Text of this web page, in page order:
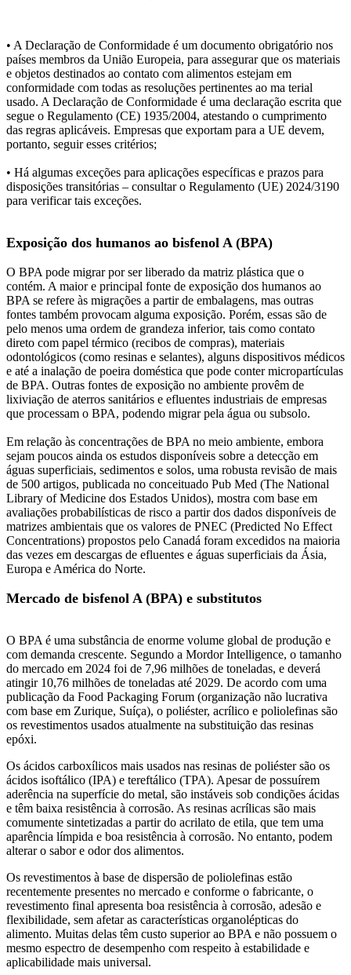
• A Declaração de Conformidade é um documento obrigatório nos
países membros da União Europeia, para assegurar que os materiais
e objetos destinados ao contato com alimentos estejam em
conformidade com todas as resoluções pertinentes ao ma terial
usado. A Declaração de Conformidade é uma declaração escrita que
segue o Regulamento (CE) 1935/2004, atestando o cumprimento
das regras aplicáveis. Empresas que exportam para a UE devem,
portanto, seguir esses critérios;
• Há algumas exceções para aplicações específicas e prazos para
disposições transitórias – consultar o Regulamento (UE) 2024/3190
para verificar tais exceções.
Exposição dos humanos ao bisfenol A (BPA)
O BPA pode migrar por ser liberado da matriz plástica que o
contém. A maior e principal fonte de exposição dos humanos ao
BPA se refere às migrações a partir de embalagens, mas outras
fontes também provocam alguma exposição. Porém, essas são de
pelo menos uma ordem de grandeza inferior, tais como contato
direto com papel térmico (recibos de compras), materiais
odontológicos (como resinas e selantes), alguns dispositivos médicos
e até a inalação de poeira doméstica que pode conter micropartículas
de BPA. Outras fontes de exposição no ambiente provêm de
lixiviação de aterros sanitários e efluentes industriais de empresas
que processam o BPA, podendo migrar pela água ou subsolo.
Em relação às concentrações de BPA no meio ambiente, embora
sejam poucos ainda os estudos disponíveis sobre a detecção em
águas superficiais, sedimentos e solos, uma robusta revisão de mais
de 500 artigos, publicada no conceituado Pub Med (The National
Library of Medicine dos Estados Unidos), mostra com base em
avaliações probabilísticas de risco a partir dos dados disponíveis de
matrizes ambientais que os valores de PNEC (Predicted No Effect
Concentrations) propostos pelo Canadá foram excedidos na maioria
das vezes em descargas de efluentes e águas superficiais da Ásia,
Europa e América do Norte.
Mercado de bisfenol A (BPA) e substitutos
O BPA é uma substância de enorme volume global de produção e
com demanda crescente. Segundo a Mordor Intelligence, o tamanho
do mercado em 2024 foi de 7,96 milhões de toneladas, e deverá
atingir 10,76 milhões de toneladas até 2029. De acordo com uma
publicação da Food Packaging Forum (organização não lucrativa
com base em Zurique, Suíça), o poliéster, acrílico e poliolefinas são
os revestimentos usados atualmente na substituição das resinas
epóxi.
Os ácidos carboxílicos mais usados nas resinas de poliéster são os
ácidos isoftálico (IPA) e tereftálico (TPA). Apesar de possuírem
aderência na superfície do metal, são instáveis sob condições ácidas
e têm baixa resistência à corrosão. As resinas acrílicas são mais
comumente sintetizadas a partir do acrilato de etila, que tem uma
aparência límpida e boa resistência à corrosão. No entanto, podem
alterar o sabor e odor dos alimentos.
Os revestimentos à base de dispersão de poliolefinas estão
recentemente presentes no mercado e conforme o fabricante, o
revestimento final apresenta boa resistência à corrosão, adesão e
flexibilidade, sem afetar as características organolépticas do
alimento. Muitas delas têm custo superior ao BPA e não possuem o
mesmo espectro de desempenho com respeito à estabilidade e
aplicabilidade mais universal.